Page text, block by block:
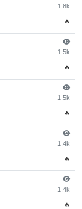
1.8k
🔥
1.5k
🔥
1.5k
🔥
1.4k
🔥
1.4k
🔥